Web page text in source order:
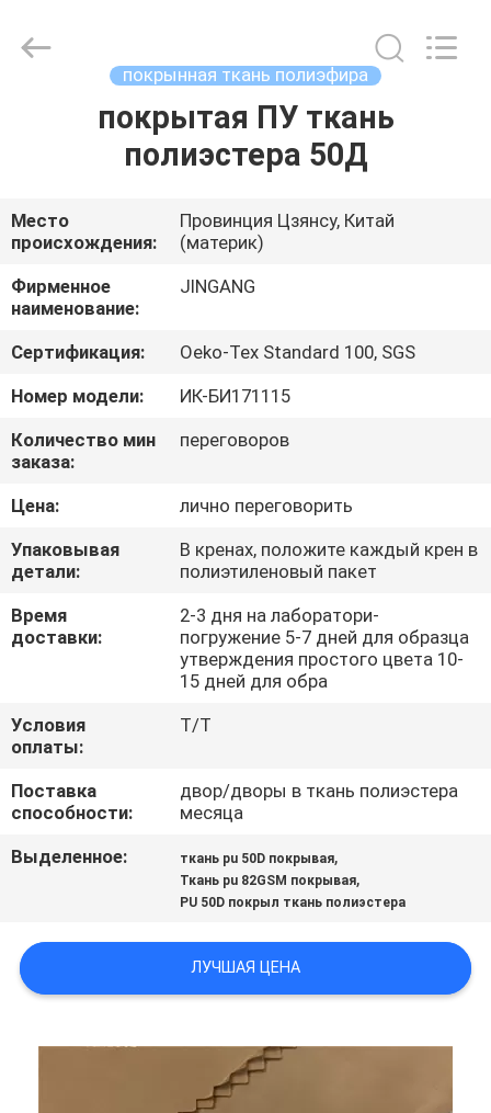
О
НАС
ПУТЕШЕСТВИЕ
ФАБРИКИ
ПРОВЕРКА
КАЧЕСТВА
СВЯЖИТЕСЬ
МЫ
СЛУЧАИ
COMPANY
NEWS
КАРТА
САЙТА
PRIVACY
Jingang
Textile
покрынная ткань полиэфира
покрытая ПУ ткань
полиэстера 50Д
Место
происхождения:
Провинция Цзянсу, Китай
(материк)
Фирменное
наименование:
JINGANG
Сертификация:
Oeko-Tex Standard 100, SGS
Номер модели:
ИК-БИ171115
Количество мин
заказа:
переговоров
Цена:
лично переговорить
Упаковывая
детали:
В кренах, положите каждый крен в
полиэтиленовый пакет
Время
доставки:
2-3 дня на лаборатори-
погружение 5-7 дней для образца
утверждения простого цвета 10-
15 дней для обра
Условия
оплаты:
T/T
Поставка
способности:
двор/дворы в ткань полиэстера
месяца
Выделенное:
ткань pu 50D покрывая,
Ткань pu 82GSM покрывая,
PU 50D покрыл ткань полиэстера
ЛУЧШАЯ ЦЕНА